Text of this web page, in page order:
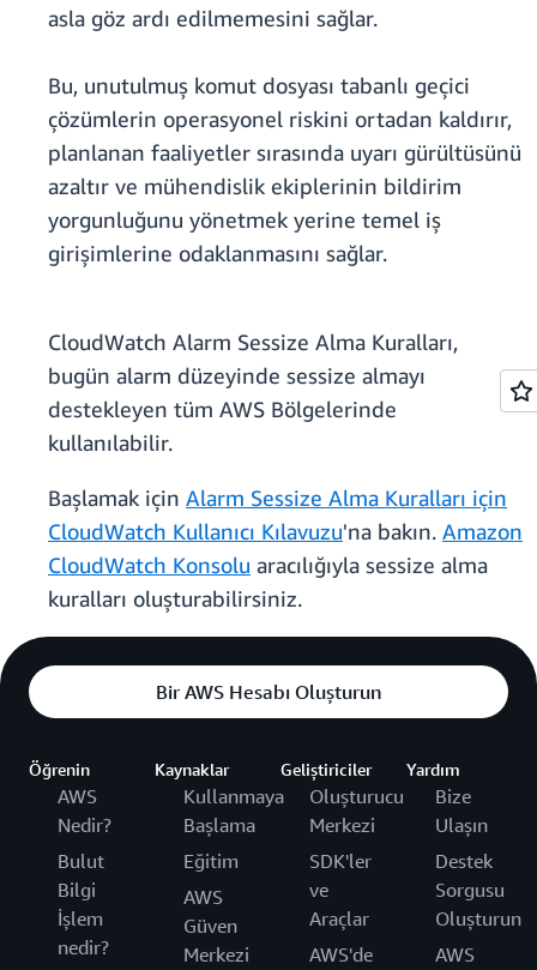
asla göz ardı edilmemesini sağlar.
Bu, unutulmuş komut dosyası tabanlı geçici
çözümlerin operasyonel riskini ortadan kaldırır,
planlanan faaliyetler sırasında uyarı gürültüsünü
azaltır ve mühendislik ekiplerinin bildirim
yorgunluğunu yönetmek yerine temel iş
girişimlerine odaklanmasını sağlar.
CloudWatch Alarm Sessize Alma Kuralları,
bugün alarm düzeyinde sessize almayı
destekleyen tüm AWS Bölgelerinde
kullanılabilir.
Başlamak için Alarm Sessize Alma Kuralları için
CloudWatch Kullanıcı Kılavuzu'na bakın. Amazon
CloudWatch Konsolu aracılığıyla sessize alma
kuralları oluşturabilirsiniz.
Bir AWS Hesabı Oluşturun
Öğrenin
AWS
Nedir?
Bulut
Bilgi
İşlem
nedir?
Kaynaklar
Kullanmaya
Başlama
Eğitim
AWS
Güven
Merkezi
Geliştiriciler
Oluşturucu
Merkezi
SDK'ler
ve
Araçlar
AWS'de
Yardım
Bize
Ulaşın
Destek
Sorgusu
Oluşturun
AWS